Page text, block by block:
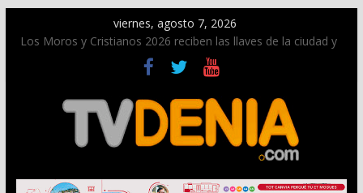
viernes, agosto 7, 2026
Los Moros y Cristianos 2026 reciben las llaves de la ciudad y
dan inicio a las fiestas en Dénia
El bando moro protagonista en la Segunda Entraeta Festera
Paco Adsuar dona al Arxiu de Dénia más de 50.000 imágenes
de la memoria visual de la ciudad
La Entraeta Festera llena de ambiente la calle Marqués de
Campo con la recepción a la Capitanía Cristiana
El XII Festival de Jazz de Dénia reunirá durante agosto a
figuras nacionales e internacionales en los Jardins de